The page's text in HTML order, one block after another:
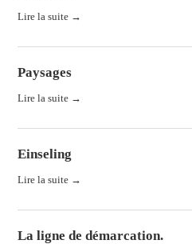
Lire la suite →
Paysages
Lire la suite →
Einseling
Lire la suite →
La ligne de démarcation.